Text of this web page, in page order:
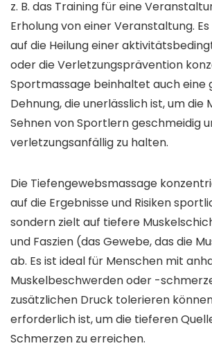
z. B. das Training für eine
Erholung von einer Veranstaltung.
auf die Heilung einer
oder die Verletzungsprävention
Sportmassage beinhaltet auch eine
Dehnung, die unerlässlich ist, um die
Sehnen von Sportlern geschmeidig
verletzungsanfällig zu halten.
Die Tiefengewebsmassage
auf die Ergebnisse und Risiken
sondern zielt auf tiefere
und Faszien (das Gewebe, das die
ab. Es ist ideal für Menschen mit
Muskelbeschwerden oder -
zusätzlichen Druck tolerieren
erforderlich ist, um die tieferen
Schmerzen zu erreichen.